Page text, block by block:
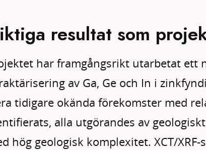
resultat som
har framgångsrikt utarbetat
av Ga, Ge och In i
tidigare okända förekomster med
alla utgörandes av
hög geologisk komplexitet. XCT/